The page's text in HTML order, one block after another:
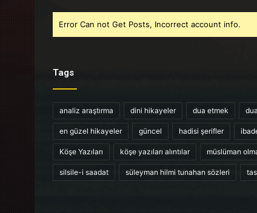
Error Can not Get Posts, Incorrect account info.
Tags
analiz araştırma dini hikayeler dua etmek
en güzel hikayeler güncel hadisi şerifler
Köşe Yazıları köşe yazıları alıntılar müslüman
silsile-i saadat süleyman hilmi tunahan sözleri